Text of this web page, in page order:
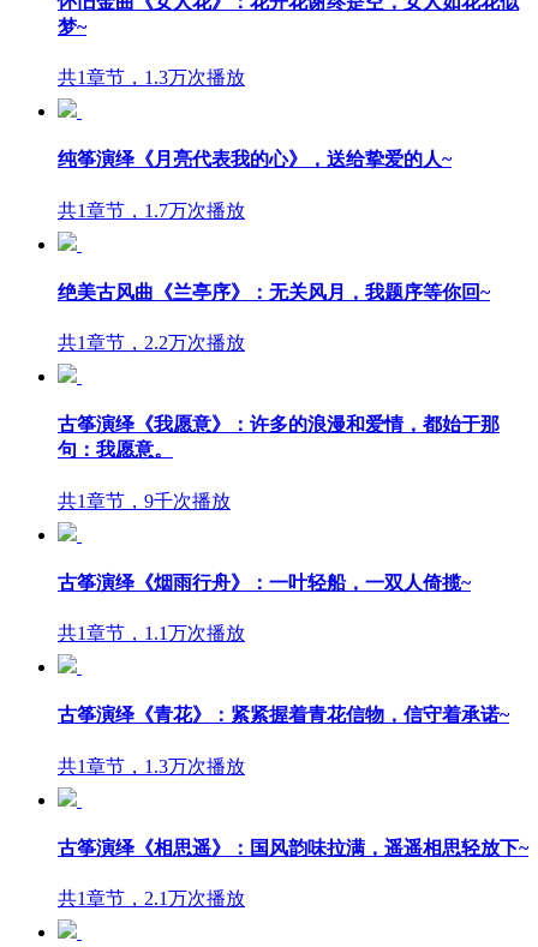
梦~
共1章节，1.3万次播放
纯筝演绎《月亮代表我的心》，送给挚爱的人~
共1章节，1.7万次播放
绝美古风曲《兰亭序》：无关风月，我题序等你回~
共1章节，2.2万次播放
古筝演绎《我愿意》：许多的浪漫和爱情，都始于那
句：我愿意。
共1章节，9千次播放
古筝演绎《烟雨行舟》：一叶轻船，一双人倚揽~
共1章节，1.1万次播放
古筝演绎《青花》：紧紧握着青花信物，信守着承诺~
共1章节，1.3万次播放
古筝演绎《相思遥》：国风韵味拉满，遥遥相思轻放下~
共1章节，2.1万次播放